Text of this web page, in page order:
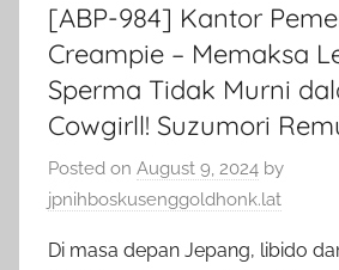
[ABP-984] Kantor
Creampie – Memaksa
Sperma Tidak Murni
Cowgirll! Suzumori
Posted on August 9, 2024 by
jpnihboskusenggoldhonk.lat
Di masa depan Jepang, libido